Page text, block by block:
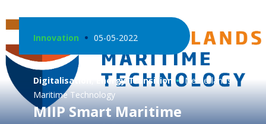
Innovation 05-05-2022
Digitalisation Energy Transition
Netherlands
Maritime Technology
MIIP Smart Maritime